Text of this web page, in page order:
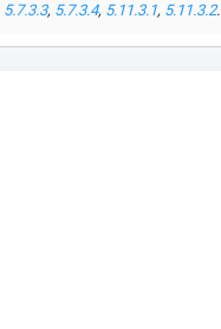
5.7.3.3, 5.7.3.4, 5.11.3.1, 5.11.3.2.